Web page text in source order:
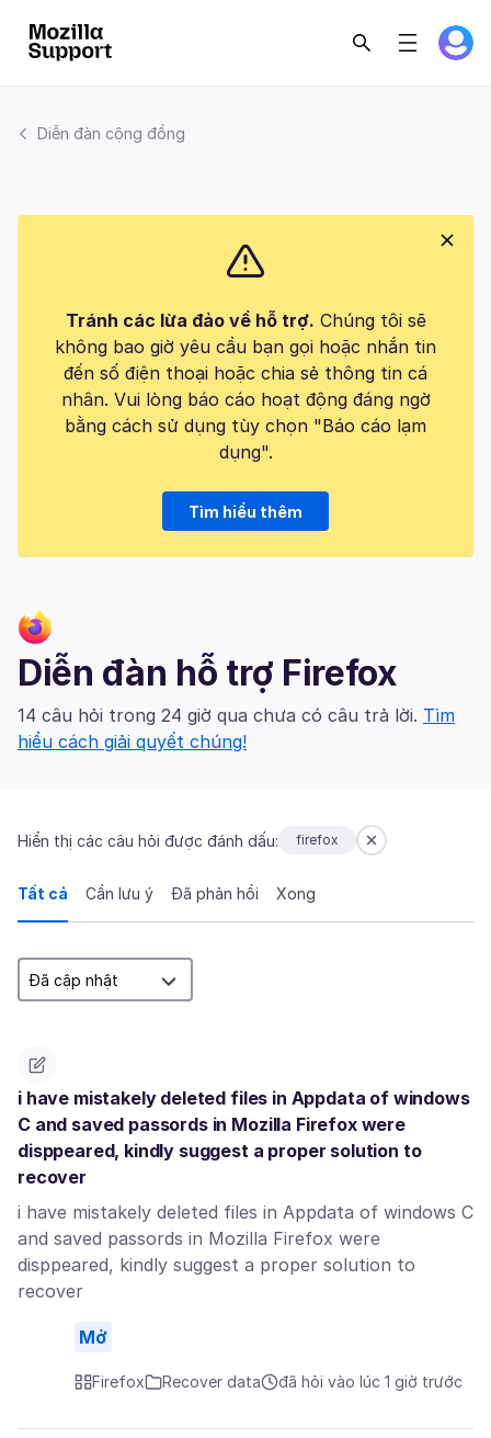
Diễn đàn cộng đồng
Tránh các lừa đảo về hỗ trợ. Chúng tôi sẽ
không bao giờ yêu cầu bạn gọi hoặc nhắn tin
đến số điện thoại hoặc chia sẻ thông tin cá
nhân. Vui lòng báo cáo hoạt động đáng ngờ
bằng cách sử dụng tùy chọn "Báo cáo lạm
dụng".
Tìm hiểu thêm
Diễn đàn hỗ trợ Firefox
14 câu hỏi trong 24 giờ qua chưa có câu trả lời. Tìm
hiểu cách giải quyết chúng!
Hiển thị các câu hỏi được đánh dấu: firefox
Tất cả Cần lưu ý Đã phản hồi Xong
i have mistakely deleted files in Appdata of windows
C and saved passords in Mozilla Firefox were
disppeared, kindly suggest a proper solution to
recover
i have mistakely deleted files in Appdata of windows C
and saved passords in Mozilla Firefox were
disppeared, kindly suggest a proper solution to
recover
Mở
Firefox Recover data đã hỏi vào lúc 1 giờ trước